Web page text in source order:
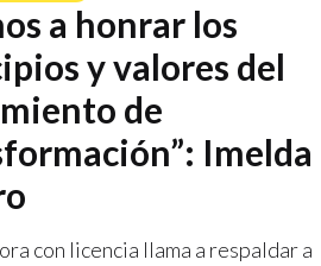
a honrar los
y valores del
de
Imelda
con licencia llama a respaldar a